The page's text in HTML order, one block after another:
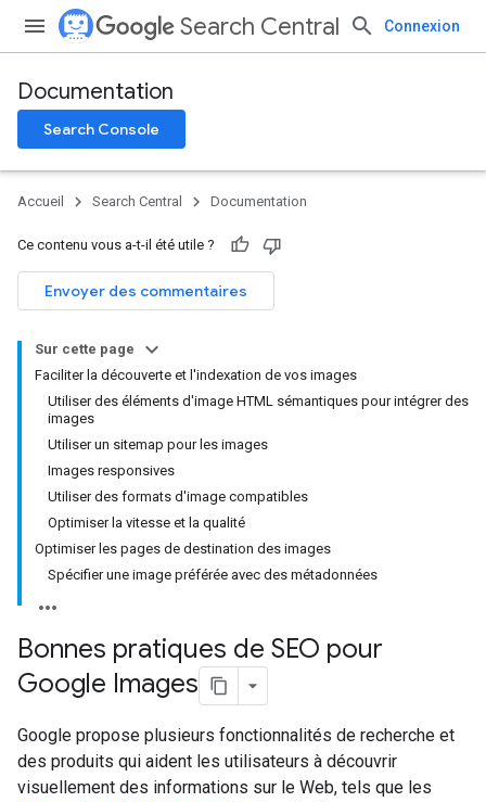
Search Central Connexion
Documentation
Search Console
Accueil Search Central Documentation
Ce contenu vous a-t-il été utile ?
Envoyer des commentaires
Sur cette page
Faciliter la découverte et l'indexation de vos images
Utiliser des éléments d'image HTML sémantiques pour intégrer des
images
Utiliser un sitemap pour les images
Images responsives
Utiliser des formats d'image compatibles
Optimiser la vitesse et la qualité
Optimiser les pages de destination des images
Spécifier une image préférée avec des métadonnées
Bonnes pratiques de SEO pour
Google Images
Google propose plusieurs fonctionnalités de recherche et
des produits qui aident les utilisateurs à découvrir
visuellement des informations sur le Web, tels que les